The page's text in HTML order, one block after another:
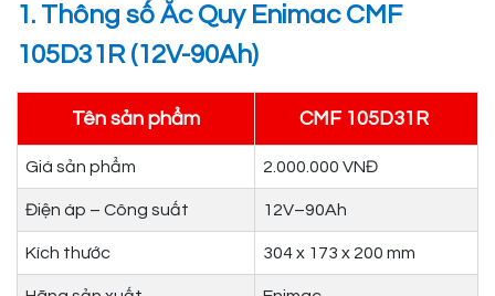
1. Thông số Ắc Quy Enimac CMF
105D31R (12V-90Ah)
Tên sản phẩm CMF 105D31R
Giá sản phẩm 2.000.000 VNĐ
Điện áp – Công suất 12V–90Ah
Kích thước 304 x 173 x 200 mm